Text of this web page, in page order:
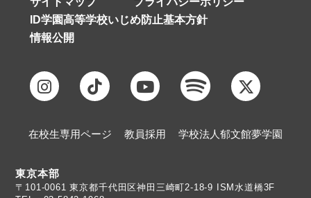
ID学園高等学校いじめ防止基本方針
情報公開
在校生専用ページ 教員採用 学校法人郁文館夢学園
東京本部